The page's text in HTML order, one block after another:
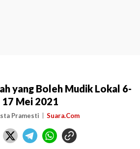
yang Boleh Mudik Lokal 6-
17 Mei 2021
Pramesti Suara.Com